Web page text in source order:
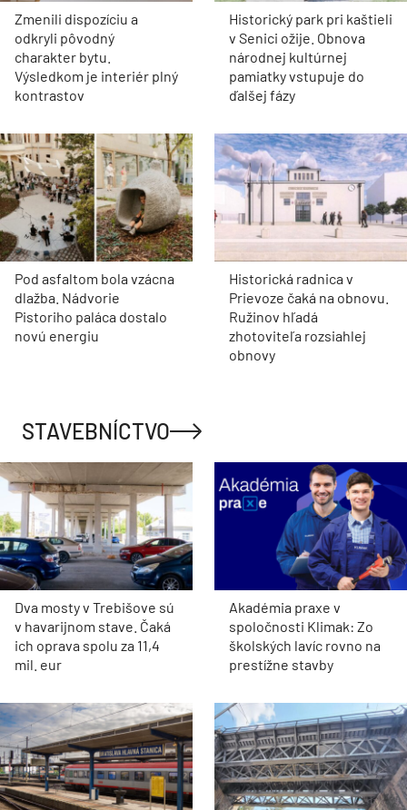
Zmenili dispozíciu a
odkryli pôvodný
charakter bytu.
Výsledkom je interiér plný
kontrastov
Historický park pri kaštieli
v Senici ožije. Obnova
národnej kultúrnej
pamiatky vstupuje do
ďalšej fázy
Pod asfaltom bola vzácna
dlažba. Nádvorie
Pistoriho paláca dostalo
novú energiu
Historická radnica v
Prievoze čaká na obnovu.
Ružinov hľadá
zhotoviteľa rozsiahlej
obnovy
STAVEBNÍCTVO
Dva mosty v Trebišove sú
v havarijnom stave. Čaká
ich oprava spolu za 11,4
mil. eur
Akadémia praxe v
spoločnosti Klimak: Zo
školských lavíc rovno na
prestížne stavby